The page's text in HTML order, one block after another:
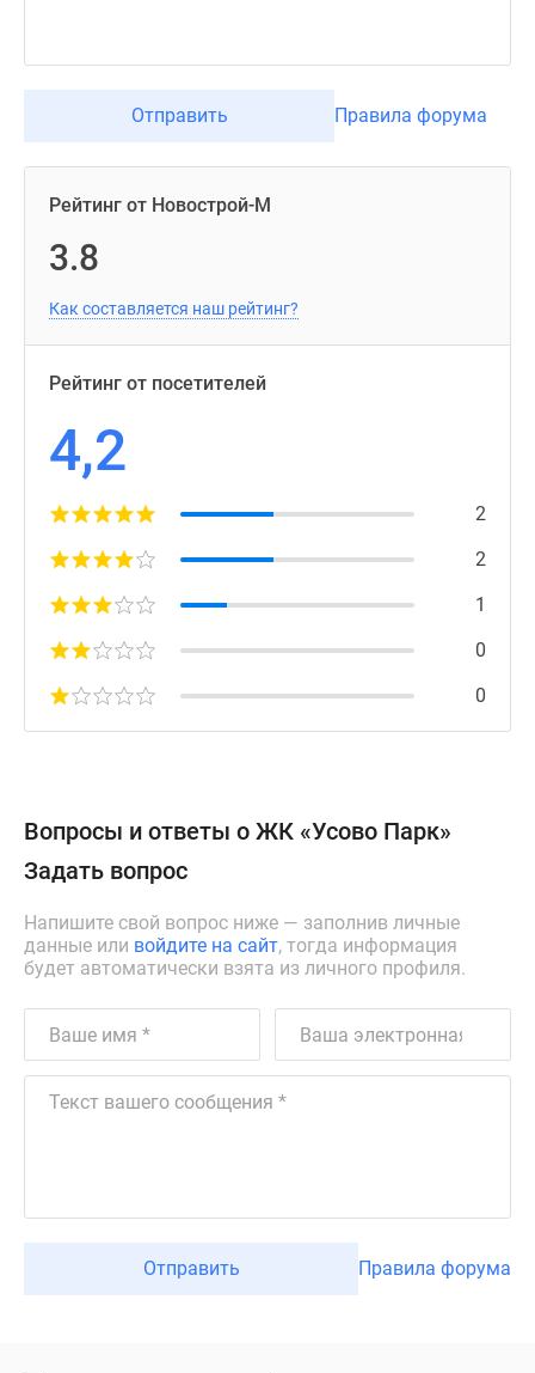
Отправить Правила форума
Рейтинг от Новострой-М
3.8
Как составляется наш рейтинг?
Рейтинг от посетителей
4,2
2
2
1
0
0
Вопросы и ответы о ЖК «Усово Парк»
Задать вопрос
Напишите свой вопрос ниже — заполнив личные
данные или войдите на сайт, тогда информация
будет автоматически взята из личного профиля.
Отправить Правила форума